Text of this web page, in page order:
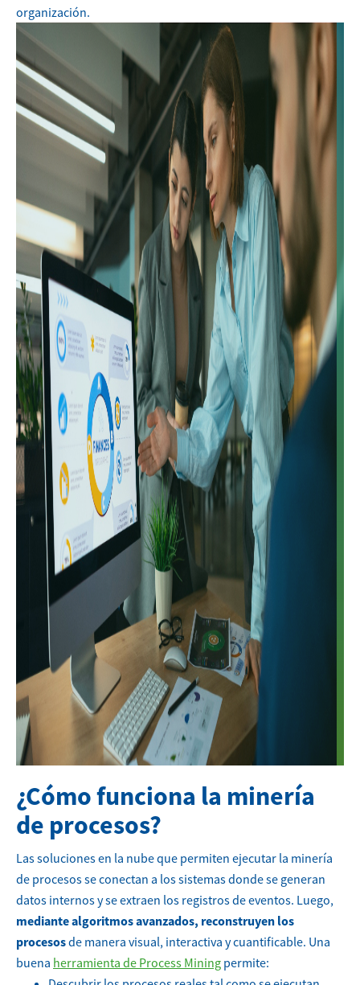
organización.
¿Cómo funciona la minería
de procesos?
Las soluciones en la nube que permiten ejecutar la minería
de procesos se conectan a los sistemas donde se generan
datos internos y se extraen los registros de eventos. Luego,
mediante algoritmos avanzados, reconstruyen los
procesosde manera visual, interactiva y cuantificable. Una
buena herramienta de Process Mining permite: